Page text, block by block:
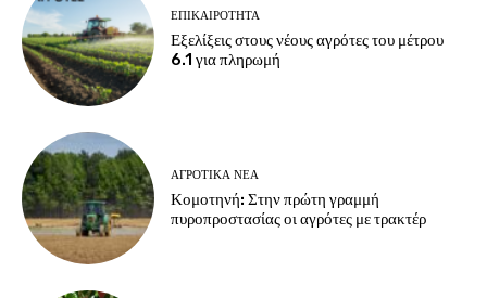
ΕΠΙΚΑΙΡΌΤΗΤΑ
Εξελίξεις στους νέους αγρότες του μέτρου
6.1 για πληρωμή
ΑΓΡΟΤΙΚΆ ΝΈΑ
Κομοτηνή: Στην πρώτη γραμμή
πυροπροστασίας οι αγρότες με τρακτέρ